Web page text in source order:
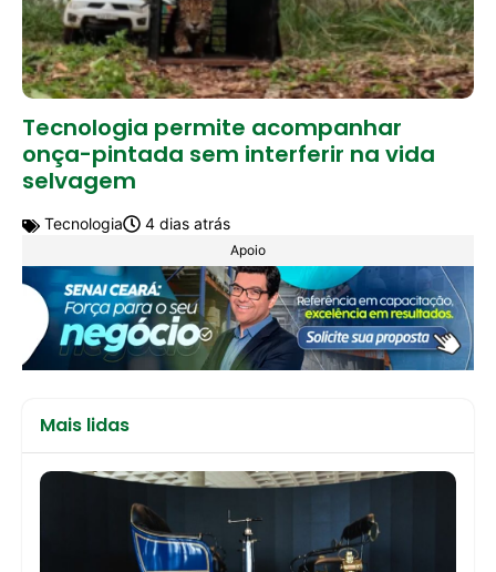
Tecnologia permite acompanhar
onça-pintada sem interferir na vida
selvagem
Tecnologia 4 dias atrás
Apoio
Mais lidas